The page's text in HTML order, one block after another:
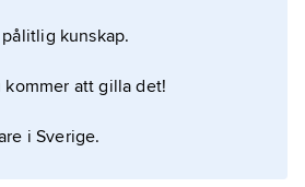
1977–04 och har
(1989–90) och
Dimas utsågs våren
med ansvar för
kunskap.
kommer att gilla det!
i Sverige.